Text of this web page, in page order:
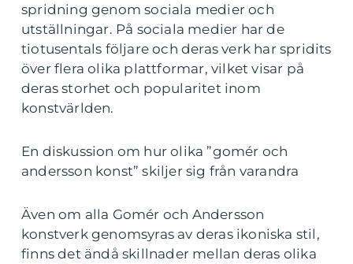
spridning genom sociala medier och
utställningar. På sociala medier har de
tiotusentals följare och deras verk har spridits
över flera olika plattformar, vilket visar på
deras storhet och popularitet inom
konstvärlden.
En diskussion om hur olika ”gomér och
andersson konst” skiljer sig från varandra
Även om alla Gomér och Andersson
konstverk genomsyras av deras ikoniska stil,
finns det ändå skillnader mellan deras olika